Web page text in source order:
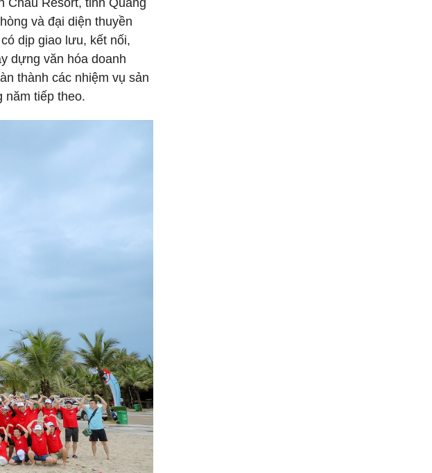
Châu Resort, tỉnh Quảng
và đại diện thuyền
dịp giao lưu, kết nối,
dựng văn hóa doanh
thành các nhiệm vụ sản
năm tiếp theo.